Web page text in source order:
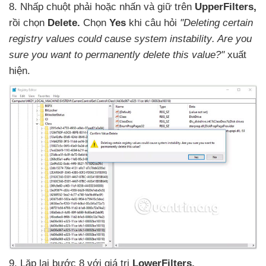
8. Nhấp chuột phải hoặc nhấn và giữ trên UpperFilters,
rồi chọn Delete. Chọn Yes khi câu hỏi "Deleting certain
registry values could cause system instability. Are you
sure you want to permanently delete this value?"xuất
hiện.
9. Lặp lại bước 8 với giá trị LowerFilters.